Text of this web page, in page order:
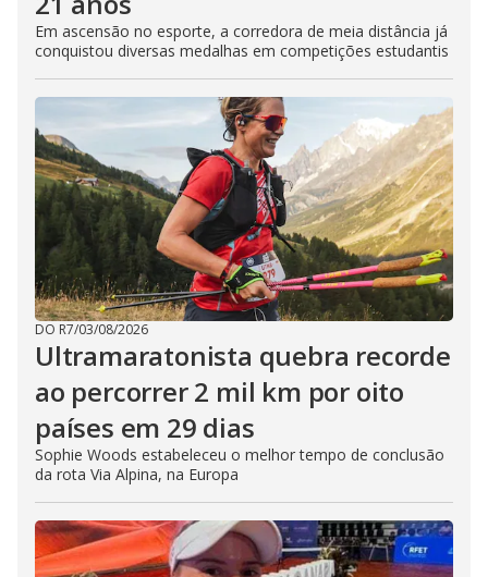
Em ascensão no esporte, a corredora de meia distância já
conquistou diversas medalhas em competições estudantis
DO R7/03/08/2026
Ultramaratonista quebra recorde
ao percorrer 2 mil km por oito
países em 29 dias
Sophie Woods estabeleceu o melhor tempo de conclusão
da rota Via Alpina, na Europa